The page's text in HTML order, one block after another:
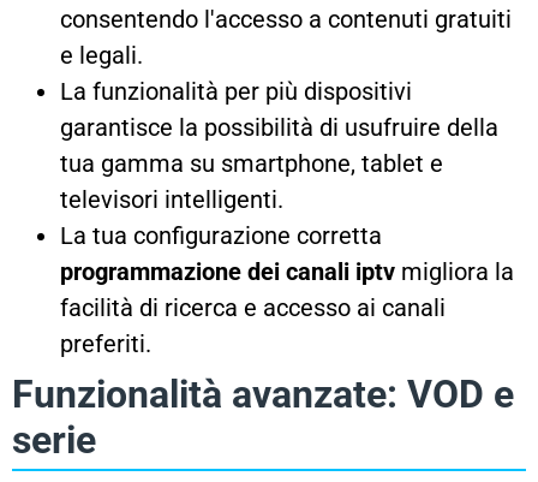
consentendo l'accesso a contenuti gratuiti
e legali.
La funzionalità per più dispositivi
garantisce la possibilità di usufruire della
tua gamma su smartphone, tablet e
televisori intelligenti.
La tua configurazione corretta
programmazione dei canali iptv migliora la
facilità di ricerca e accesso ai canali
preferiti.
Funzionalità avanzate: VOD e
serie